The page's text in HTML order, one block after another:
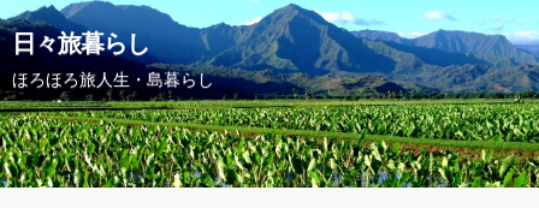
日々旅暮らし
ほろほろ旅人生・島暮らし